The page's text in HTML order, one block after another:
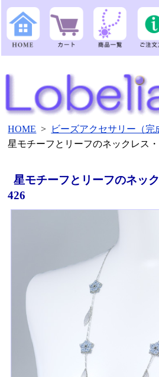
HOME > ビーズアクセサリー（完
星モチーフとリーフのネックレス
星モチーフとリーフのネッ
426